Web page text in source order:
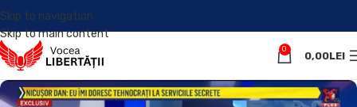
Skip to navigation
Skip to main content
0
0,00LEI